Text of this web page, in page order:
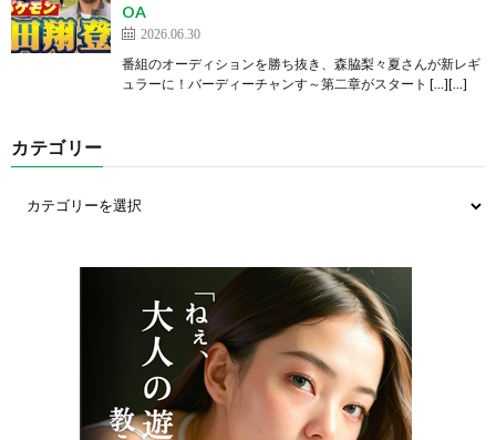
OA
2026.06.30
番組のオーディションを勝ち抜き、森脇梨々夏さんが新レギ
ュラーに！バーディーチャンす～第二章がスタート […][…]
カテゴリー